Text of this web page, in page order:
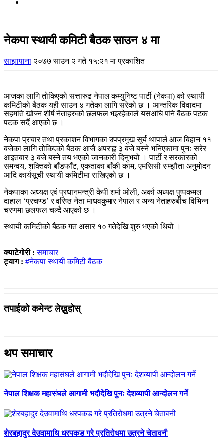
नेकपा स्थायी कमिटी बैठक साउन ४ मा
साझापाना २०७७ साउन २ गते १५:२१ मा प्रकाशित
आजका लागि तोकिएको सत्तारुढ नेपाल कम्युनिष्ट पार्टी (नेकपा) को स्थायी
कमिटीको बैठक यही साउन ४ गतेका लागि सरेको छ । आन्तरिक विवादमा
सहमति खोज्न शीर्ष नेताहरुको छलफल भइरहेकाले यसअघि पनि बैठक पटक
पटक सर्दै आएको छ ।
नेकपा प्रचार तथा प्रकाशन विभागका उपप्रमुख सूर्य थापाले आज बिहान ११
बजेका लागि तोकिएको बैठक आजै अपराह्न ३ बजे बस्ने भनिएकामा पुनः सरेर
आइतबार ३ बजे बस्ने तय भएको जानकारी दिनुभयो । पार्टी र सरकारको
समन्वय, शक्तिको बाँडफाँट, एकताका बाँकी काम, एमसिसी सम्झौता अनुमोदन
आदि कार्यसूची स्थायी कमिटीमा राखिएको छ ।
नेकपाका अध्यक्ष एवं प्रधानमन्त्री केपी शर्मा ओली, अर्का अध्यक्ष पुष्पकमल
दाहाल ‘प्रचण्ड’ र वरिष्ठ नेता माधवकुमार नेपाल र अन्य नेताहरुबीच विभिन्न
चरणमा छलफल चल्दै आएको छ ।
स्थायी कमिटीको बैठक गत असार १० गतेदेखि शुरु भएको थियो ।
क्याटेगोरी :समाचार
ट्याग : #नेकपा स्थायी कमिटी बैठक
तपाईको कमेन्ट लेख्नुहोस्
थप समाचार
नेपाल शिक्षक महासंघले आगामी भदौदेखि पुनः देशव्यापी आन्दोलन गर्ने
शेरबहादुर देउवामाथि धरपकड गरे प्रतिरोधमा उत्रने चेतावनी